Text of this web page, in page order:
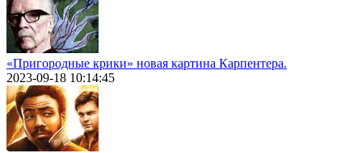
«Пригородные крики» новая картина Карпентера.
2023-09-18 10:14:45